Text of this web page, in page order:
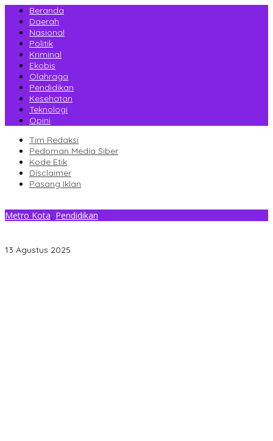
Beranda
Daerah
Nasional
Politik
Kriminal
Ekobis
Olahraga
Pendidikan
Kesehatan
Teknologi
Opini
Tim Redaksi
Pedoman Media Siber
Kode Etik
Disclaimer
Pasang Iklan
Metro Kota, Pendidikan
13 Agustus 2025